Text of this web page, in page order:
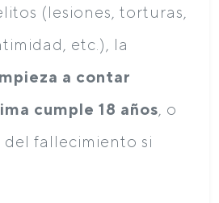
(lesiones, torturas,
etc.), la
a contar
cumple 18 años , o
del fallecimiento si